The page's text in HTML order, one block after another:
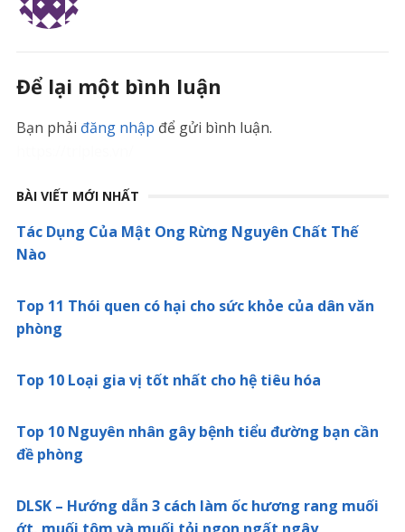
Để lại một bình luận
Bạn phải đăng nhập để gửi bình luận.
BÀI VIẾT MỚI NHẤT
Tác Dụng Của Mật Ong Rừng Nguyên Chất Thế
Nào
Top 11 Thói quen có hại cho sức khỏe của dân văn
phòng
Top 10 Loại gia vị tốt nhất cho hệ tiêu hóa
Top 10 Nguyên nhân gây bệnh tiểu đường bạn cần
đề phòng
DLSK – Hướng dẫn 3 cách làm ốc hương rang muối